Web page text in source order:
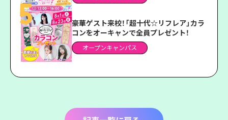
豪華ゲスト来校！「超十代☆リフレア」カラ
コンをオーキャンで全員プレゼント！
オープンキャンパス